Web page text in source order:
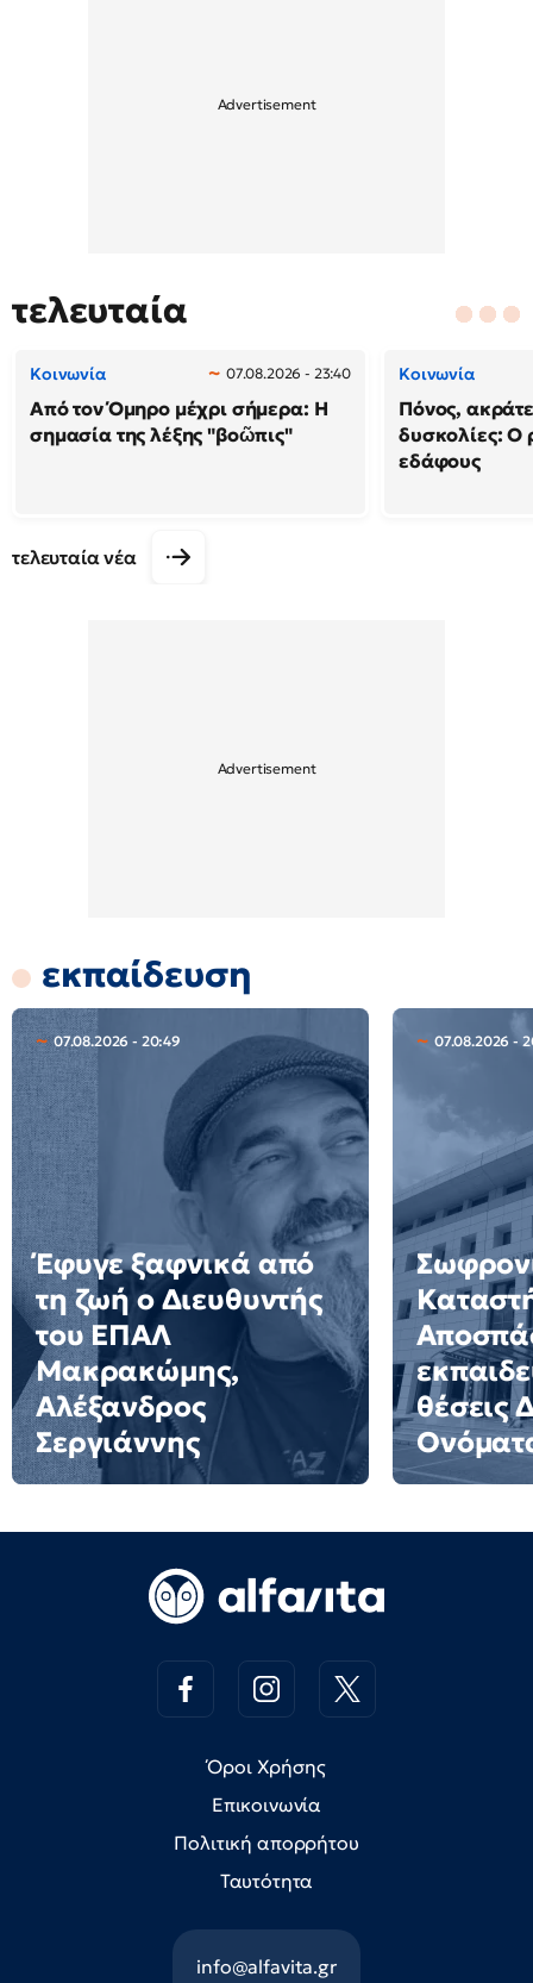
τελευταία
Κοινωνία 07.08.2026 - 23:40
Από τον Όμηρο μέχρι σήμερα: Η
σημασία της λέξης "βοῶπις"
Κοινωνία
Πόνος,
δυσκολίες: Ο
εδάφους
τελευταία νέα
εκπαίδευση
07.08.2026 - 20:49
Έφυγε ξαφνικά από
τη ζωή ο Διευθυντής
του ΕΠΑΛ
Μακρακώμης,
Αλέξανδρος
Σεργιάννης
07.08.2026 -
θέσεις
Όροι Χρήσης
Επικοινωνία
Πολιτική απορρήτου
Ταυτότητα
info@alfavita.gr